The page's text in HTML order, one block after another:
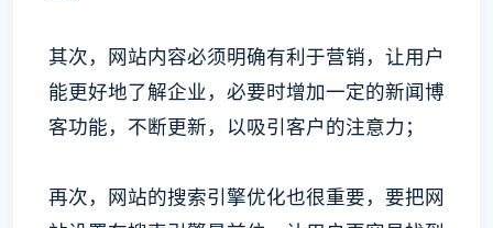
其次，网站内容必须明确有利于营销，让用户
能更好地了解企业，必要时增加一定的新闻博
客功能，不断更新，以吸引客户的注意力；
再次，网站的搜索引擎优化也很重要，要把网